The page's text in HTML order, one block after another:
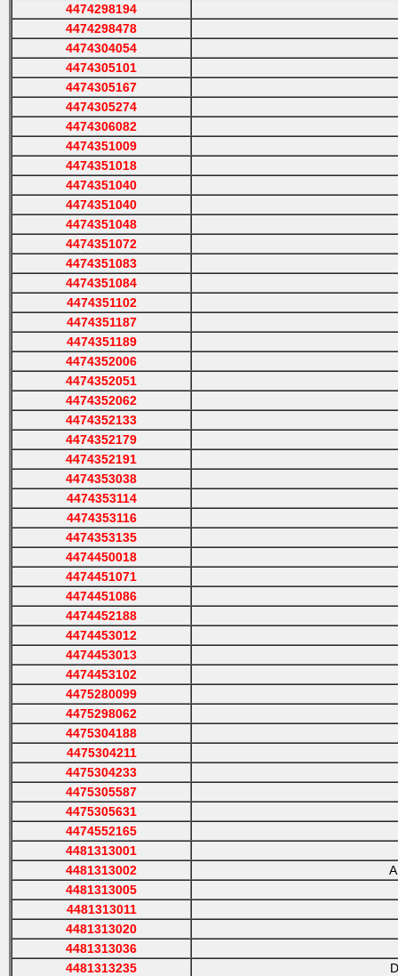
4474298194
4474298478
4474304054
4474305101
4474305167
4474305274
4474306082
4474351009
4474351018
4474351040
4474351040
4474351048
4474351072
4474351083
4474351084
4474351102
4474351187
4474351189
4474352006
4474352051
4474352062
4474352133
4474352179
4474352191
4474353038
4474353114
4474353116
4474353135
4474450018
4474451071
4474451086
4474452188
4474453012
4474453013
4474453102
4475280099
4475298062
4475304188
4475304211
4475304233
4475305587
4475305631
4474552165
4481313001
4481313002
4481313005
4481313011
4481313020
4481313036
4481313235